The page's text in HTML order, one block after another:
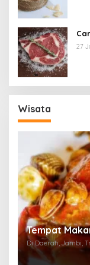
27
Wisata
Tempat
Di Daerah, Jambi,